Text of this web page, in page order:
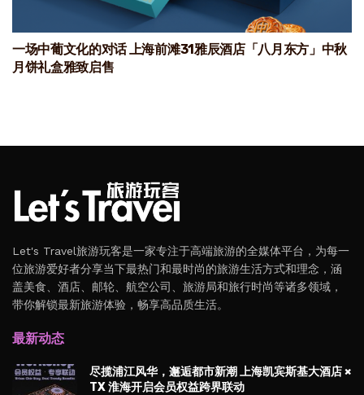
一场中葡文化的对话 上海前滩31雅辰酒店「八月东方」中秋
月饼礼盒雅致启售
Let's Travel旅游玩客是一家专注于高端旅游的全媒体平台，为每一
位旅游爱好者分享当下最热门和最时尚的旅游生活方式和理念，涵
盖美食、酒店、邮轮、航空公司、旅游局和旅行时尚等诸多领域，
带你解锁最新旅游体验，畅享高品质生活。
最新动态
尽揽浦江风华，邂逅都市新潮 上海凯宾斯基大酒店 ×
TX 淮海开启会员权益跨界联动